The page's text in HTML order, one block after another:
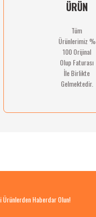
ÜRÜN
Tüm
Ürünlerimiz %
100 Orijinal
Olup Faturası
İle Birlikte
Gelmektedir.
Ürünlerden Haberdar Olun!